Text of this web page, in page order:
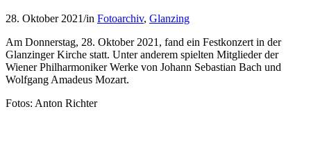
28. Oktober 2021/in Fotoarchiv, Glanzing
Am Donnerstag, 28. Oktober 2021, fand ein Festkonzert in der
Glanzinger Kirche statt. Unter anderem spielten Mitglieder der
Wiener Philharmoniker Werke von Johann Sebastian Bach und
Wolfgang Amadeus Mozart.
Fotos: Anton Richter